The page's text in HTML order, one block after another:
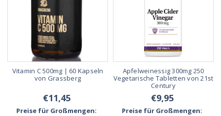
Vitamin C 500mg | 60 Kapseln
von Grassberg
€11,45
Preise für Großmengen:
Apfelweinessig 300mg 250
Vegetarische Tabletten von 21st
Century
€9,95
Preise für Großmengen: